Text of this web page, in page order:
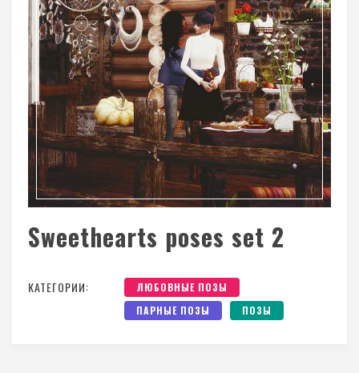
Sweethearts poses set 2
КАТЕГОРИИ:
ЛЮБОВНЫЕ ПОЗЫ
ПАРНЫЕ ПОЗЫ
ПОЗЫ